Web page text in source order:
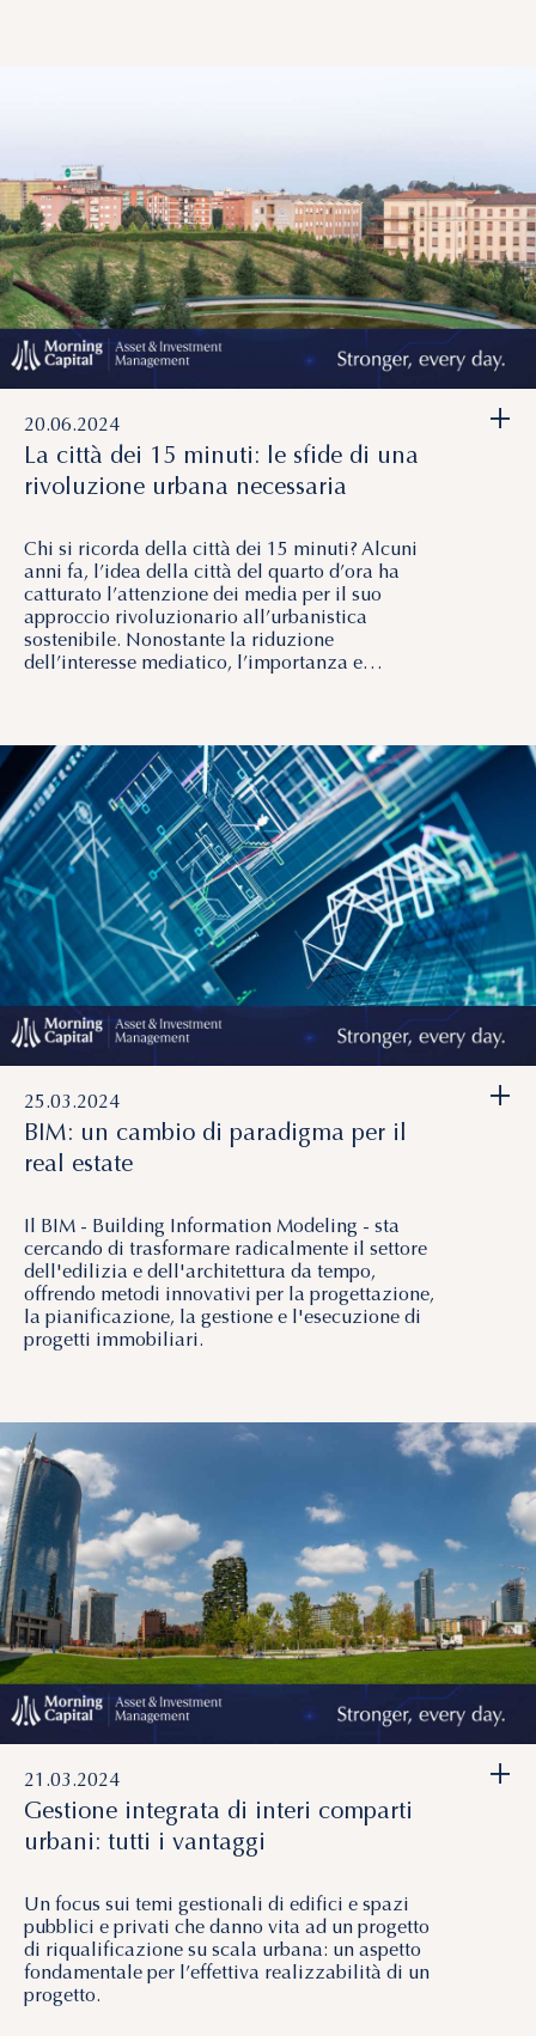
20.06.2024
La città dei 15 minuti: le sfide di una
rivoluzione urbana necessaria
Chi si ricorda della città dei 15 minuti? Alcuni
anni fa, l’idea della città del quarto d’ora ha
catturato l’attenzione dei media per il suo
approccio rivoluzionario all’urbanistica
sostenibile. Nonostante la riduzione
dell’interesse mediatico, l’importanza e…
+
25.03.2024
BIM: un cambio di paradigma per il
real estate
Il BIM - Building Information Modeling - sta
cercando di trasformare radicalmente il settore
dell'edilizia e dell'architettura da tempo,
offrendo metodi innovativi per la progettazione,
la pianificazione, la gestione e l'esecuzione di
progetti immobiliari.
+
21.03.2024
Gestione integrata di interi comparti
urbani: tutti i vantaggi
Un focus sui temi gestionali di edifici e spazi
pubblici e privati che danno vita ad un progetto
di riqualificazione su scala urbana: un aspetto
fondamentale per l’effettiva realizzabilità di un
progetto.
+